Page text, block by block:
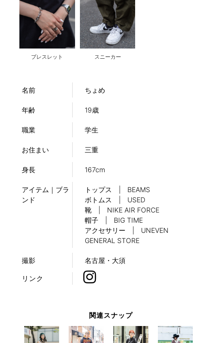
ブレスレット スニーカー
名前 ちょめ
年齢 19歳
職業 学生
お住まい 三重
身長 167cm
アイテム｜ブラ
ンド
トップス | BEAMS
ボトムス | USED
靴 | NIKE AIR FORCE
帽子 | BIG TIME
アクセサリー | UNEVEN
GENERAL STORE
撮影 名古屋・大須
リンク
関連スナップ